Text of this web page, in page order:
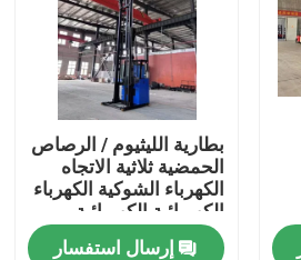
بطارية الليثيوم / الرصاص
الحمضية ثلاثية الاتجاه
الكهرباء الشوكية الكهرباء
الكهربائية الكهربائية
الكهربائية الكهربائية
إرسال استفسار